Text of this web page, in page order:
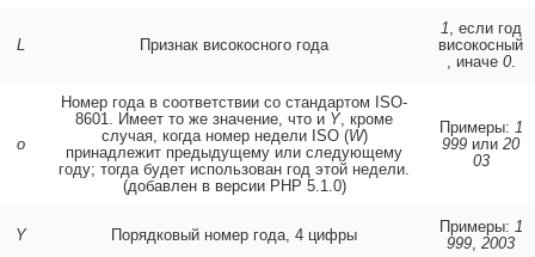
L Признак високосного года
1, если год
високосный
, иначе 0.
o
Номер года в соответствии со стандартом ISO-
8601. Имеет то же значение, что и Y, кроме
случая, когда номер недели ISO (W)
принадлежит предыдущему или следующему
году; тогда будет использован год этой недели.
(добавлен в версии PHP 5.1.0)
Примеры: 1
999 или 20
03
Y Порядковый номер года, 4 цифры Примеры: 1
999, 2003